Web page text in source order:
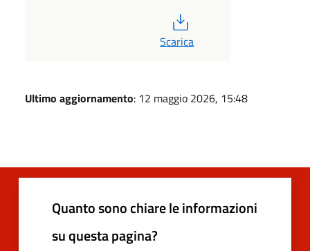
Scarica
Ultimo aggiornamento: 12 maggio 2026, 15:48
Quanto sono chiare le informazioni
su questa pagina?